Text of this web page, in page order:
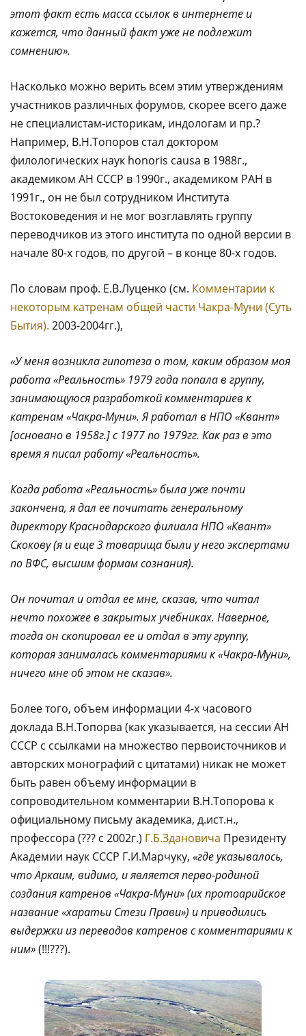
этот факт есть масса ссылок в интернете и
кажется, что данный факт уже не подлежит
сомнению».
Насколько можно верить всем этим утверждениям
участников различных форумов, скорее всего даже
не специалистам-историкам, индологам и пр.?
Например, В.Н.Топоров стал доктором
филологических наук honoris causa в 1988г.,
академиком АН СССР в 1990г., академиком РАН в
1991г., он не был сотрудником Института
Востоковедения и не мог возглавлять группу
переводчиков из этого института по одной версии в
начале 80-х годов, по другой – в конце 80-х годов.
По словам проф. Е.В.Луценко (см. Комментарии к
некоторым катренам общей части Чакра-Муни (Суть
Бытия). 2003-2004гг.),
«У меня возникла гипотеза о том, каким образом моя
работа «Реальность» 1979 года попала в группу,
занимающуюся разработкой комментариев к
катренам «Чакра-Муни». Я работал в НПО «Квант»
[основано в 1958г.] с 1977 по 1979гг. Как раз в это
время я писал работу «Реальность».
Когда работа «Реальность» была уже почти
закончена, я дал ее почитать генеральному
директору Краснодарского филиала НПО «Квант»
Скокову (я и еще 3 товарища были у него экспертами
по ВФС, высшим формам сознания).
Он почитал и отдал ее мне, сказав, что читал
нечто похожее в закрытых учебниках. Наверное,
тогда он скопировал ее и отдал в эту группу,
которая занималась комментариями к «Чакра-Муни»,
ничего мне об этом не сказав».
Более того, объем информации 4-х часового
доклада В.Н.Топорва (как указывается, на сессии АН
СССР с ссылками на множество первоисточников и
авторских монографий с цитатами) никак не может
быть равен объему информации в
сопроводительном комментарии В.Н.Топорова к
официальному письму академика, д.ист.н.,
профессора (??? с 2002г.) Г.Б.Здановича Президенту
Академии наук СССР Г.И.Марчуку, «гдеуказывалось,
что Аркаим, видимо, и является перво-родиной
создания катренов «Чакра-Муни» (их протоарийское
название «харатьи Стези Прави») и приводились
выдержки из переводов катренов с комментариями к
ним»(!!!???).